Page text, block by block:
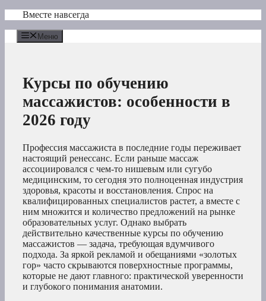
Перейти
содержимому
Вместе навсегда
Меню
Курсы по обучению
массажистов: особенности в
2026 году
Профессия массажиста в последние годы переживает
настоящий ренессанс. Если раньше массаж
ассоциировался с чем-то нишевым или сугубо
медицинским, то сегодня это полноценная индустрия
здоровья, красоты и восстановления. Спрос на
квалифицированных специалистов растет, а вместе с
ним множится и количество предложений на рынке
образовательных услуг. Однако выбрать
действительно качественные курсы по обучению
массажистов — задача, требующая вдумчивого
подхода. За яркой рекламой и обещаниями «золотых
гор» часто скрываются поверхностные программы,
которые не дают главного: практической уверенности
и глубокого понимания анатомии.